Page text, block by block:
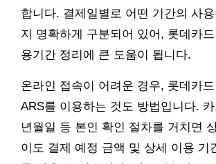
합니다. 결제일별로 어떤 기간의 사
지 명확하게 구분되어 있어, 롯데카
용기간 정리에 큰 도움이 됩니다.
온라인 접속이 어려운 경우, 롯데카
ARS를 이용하는 것도 방법입니다.
년월일 등 본인 확인 절차를 거치면
이도 결제 예정 금액 및 상세 이용 기